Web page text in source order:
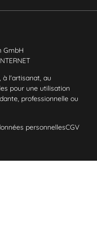
GmbH
l'artisanat, au
pour une utilisation
professionnelle ou
personnellesCGV